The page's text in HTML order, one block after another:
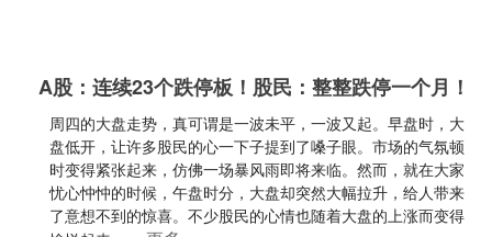
A股：连续23个跌停板！股民：整整跌停一个月！
周四的大盘走势，真可谓是一波未平，一波又起。早盘时，大
盘低开，让许多股民的心一下子提到了嗓子眼。市场的气氛顿
时变得紧张起来，仿佛一场暴风雨即将来临。然而，就在大家
忧心忡忡的时候，午盘时分，大盘却突然大幅拉升，给人带来
了意想不到的惊喜。不少股民的心情也随着大盘的上涨而变得